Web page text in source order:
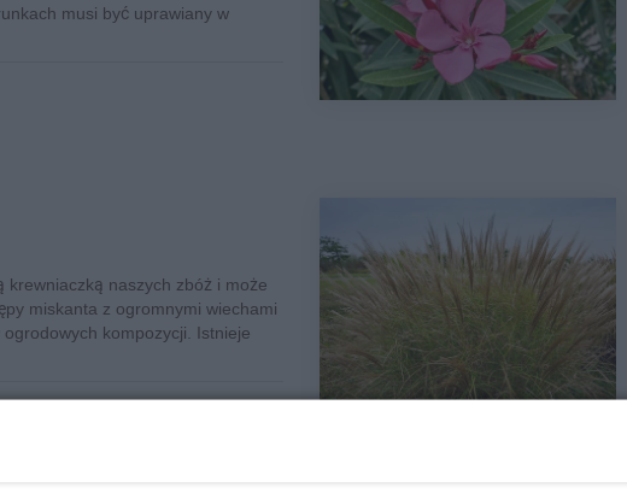
musi być uprawiany w
krewniaczką naszych zbóż i może
miskanta z ogromnymi wiechami
kompozycji. Istnieje